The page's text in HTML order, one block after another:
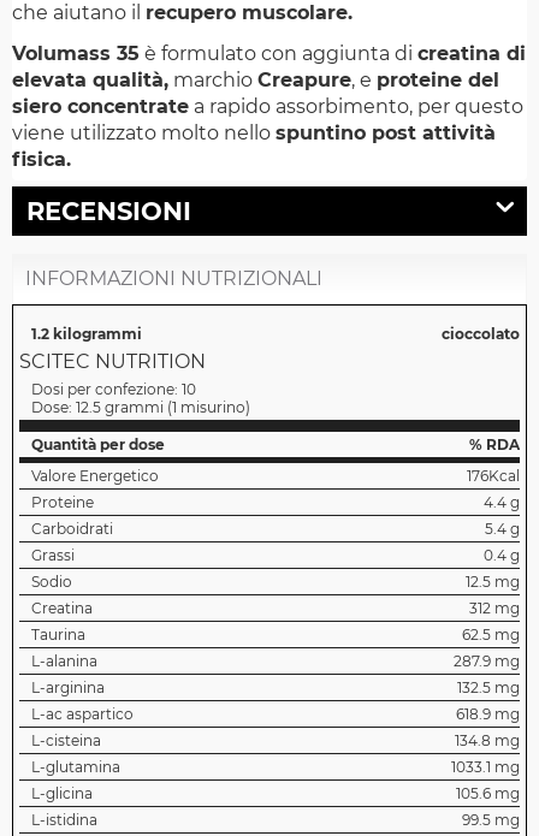
che aiutano il recupero muscolare.
Volumass 35 è formulato con aggiunta di creatina di
elevata qualità, marchio Creapure, e proteine del
siero concentrate a rapido assorbimento, per questo
viene utilizzato molto nello spuntino post attività
fisica.
RECENSIONI
INFORMAZIONI NUTRIZIONALI
1.2 kilogrammi cioccolato
SCITEC NUTRITION
Dosi per confezione: 10
Dose: 12.5 grammi (1 misurino)
Quantità per dose
% RDA
Valore Energetico
176Kcal
Proteine
4.4 g
Carboidrati
5.4 g
Grassi
0.4 g
Sodio
12.5 mg
Creatina
312 mg
Taurina
62.5 mg
L-alanina
287.9 mg
L-arginina
132.5 mg
L-ac aspartico
618.9 mg
L-cisteina
134.8 mg
L-glutamina
1033.1 mg
L-glicina
105.6 mg
L-istidina
99.5 mg